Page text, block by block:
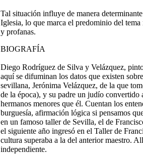
Tal situación influye de manera
Iglesia, lo que marca el predominio del
y profanas.
BIOGRAFÍA
Diego Rodríguez de Silva y Velázquez,
aquí se difuminan los datos que existen
sevillana, Jerónima Velázquez, de la que
de la época), y su padre un judío
hermanos menores que él. Cuentan los
burguesía, afirmación lógica si pensamos
en un famoso taller de Sevilla, el de
el siguiente año ingresó en el Taller de
cultura superaba a la del anterior maestro.
independiente.